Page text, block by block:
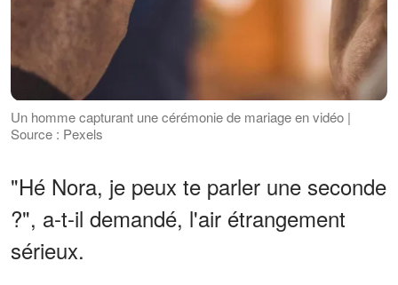
Un homme capturant une cérémonie de mariage en vidéo |
Source : Pexels
"Hé Nora, je peux te parler une seconde
?", a-t-il demandé, l'air étrangement
sérieux.